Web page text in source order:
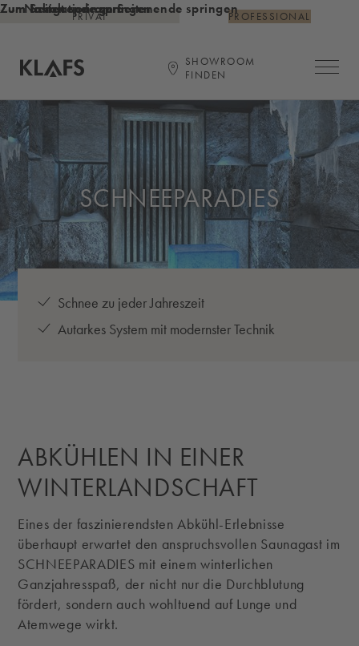
Zum Inhalt springen
Zum Seitenende springen
Zur Navigation am Seitenende springen
PRIVAT PROFESSIONAL
SHOWROOM
FINDEN
SCHNEEPARADIES
Schnee zu jeder Jahreszeit
Autarkes System mit modernster Technik
ABKÜHLEN IN EINER
WINTERLANDSCHAFT
Eines der faszinierendsten Abkühl-Erlebnisse
überhaupt erwartet den anspruchsvollen Saunagast im
SCHNEEPARADIES mit einem winterlichen
Ganzjahresspaß, der nicht nur die Durchblutung
fördert, sondern auch wohltuend auf Lunge und
Atemwege wirkt.